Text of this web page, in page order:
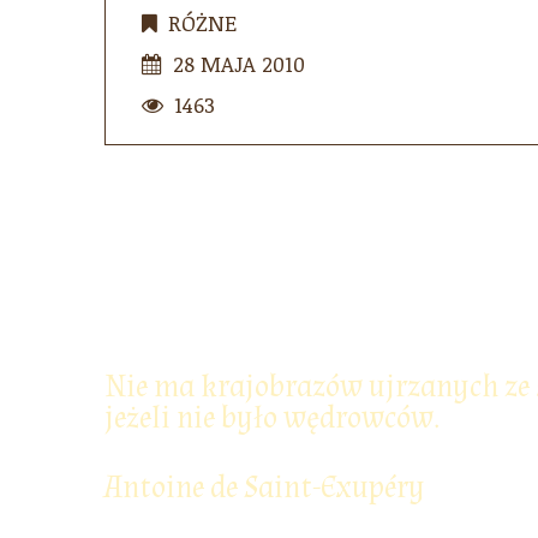
RÓŻNE
28 MAJA 2010
1463
Nie ma krajobrazów ujrzanych
jeżeli nie było wędrowców.
Antoine de Saint-Exupéry